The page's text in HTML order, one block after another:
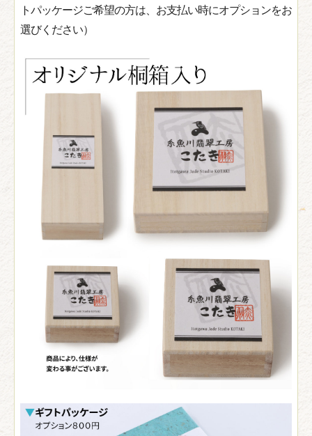
トパッケージご希望の方は、お支払い時にオプションをお
選びください）